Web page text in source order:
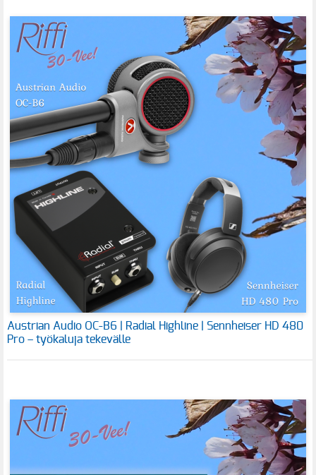
Austrian Audio OC-B6 | Radial Highline | Sennheiser HD 480
Pro – työkaluja tekevälle